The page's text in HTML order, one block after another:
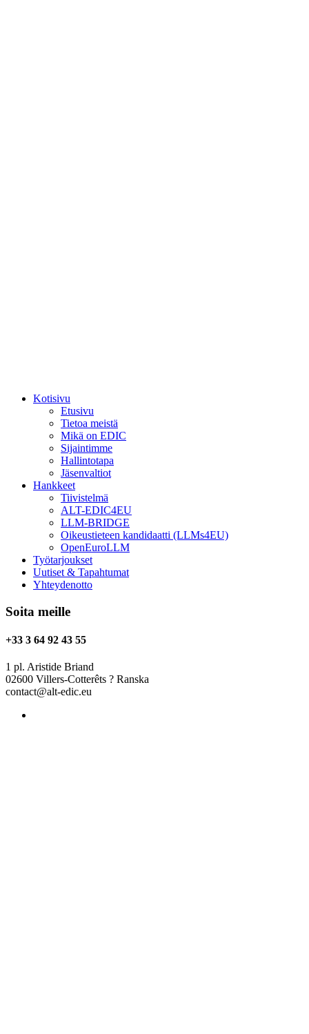
Kotisivu
Etusivu
Tietoa meistä
Mikä on EDIC
Sijaintimme
Hallintotapa
Jäsenvaltiot
Hankkeet
Tiivistelmä
ALT-EDIC4EU
LLM-BRIDGE
Oikeustieteen kandidaatti (LLMs4EU)
OpenEuroLLM
Työtarjoukset
Uutiset & Tapahtumat
Yhteydenotto
Soita meille
+33 3 64 92 43 55
1 pl. Aristide Briand
02600 Villers-Cotterêts ? Ranska
contact@alt-edic.eu